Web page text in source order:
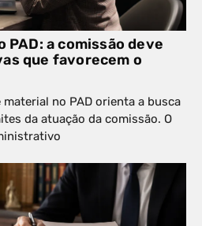
PAD: a comissão deve
que favorecem o
no PAD orienta a busca
da atuação da comissão. O